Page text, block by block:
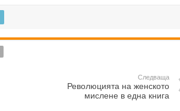
Следваща
Революцията на женското
мислене в една книга